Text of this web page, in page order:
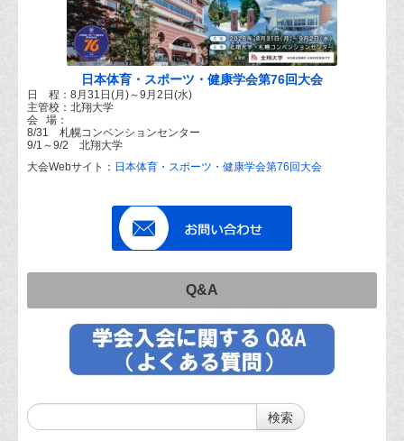
日本体育・スポーツ・健康学会第76回大会
日 程：8月31日(月)～9月2日(水)
主管校：北翔大学
会 場：
8/31 札幌コンベンションセンター
9/1～9/2 北翔大学
大会Webサイト： 日本体育・スポーツ・健康学会第76回大会
Q&A